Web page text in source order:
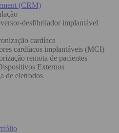
(CRM)
desfibrilador implantável
cardíaca
cardíacos implantáveis (MCI)
remota de pacientes
Externos
de eletrodos